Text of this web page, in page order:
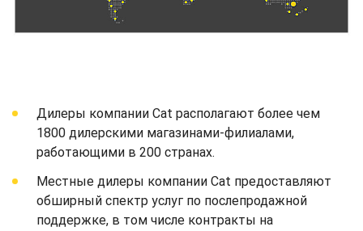
Дилеры компании Cat располагают более чем
1800 дилерскими магазинами-филиалами,
работающими в 200 странах.
Местные дилеры компании Cat предоставляют
обширный спектр услуг по послепродажной
поддержке, в том числе контракты на